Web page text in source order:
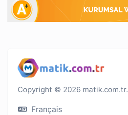
Copyright © 2026 matik.com.tr.
Français